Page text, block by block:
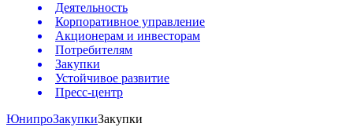
Деятельность
Корпоративное управление
Акционерам и инвесторам
Потребителям
Закупки
Устойчивое развитие
Пресс-центр
ЮнипроЗакупкиЗакупки